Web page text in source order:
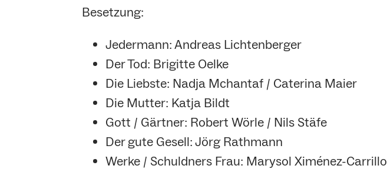
Besetzung:
Jedermann: Andreas Lichtenberger
Der Tod: Brigitte Oelke
Die Liebste: Nadja Mchantaf / Caterina Maier
Die Mutter: Katja Bildt
Gott / Gärtner: Robert Wörle / Nils Stäfe
Der gute Gesell: Jörg Rathmann
Werke / Schuldners Frau: Marysol Ximénez-Carrillo